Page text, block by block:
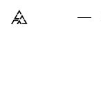
Alataj